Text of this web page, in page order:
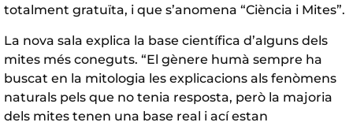
totalment gratuïta, i que s’anomena “Ciència i Mites”.
La nova sala explica la base científica d’alguns dels
mites més coneguts. “El gènere humà sempre ha
buscat en la mitologia les explicacions als fenòmens
naturals pels que no tenia resposta, però la majoria
dels mites tenen una base real i ací estan